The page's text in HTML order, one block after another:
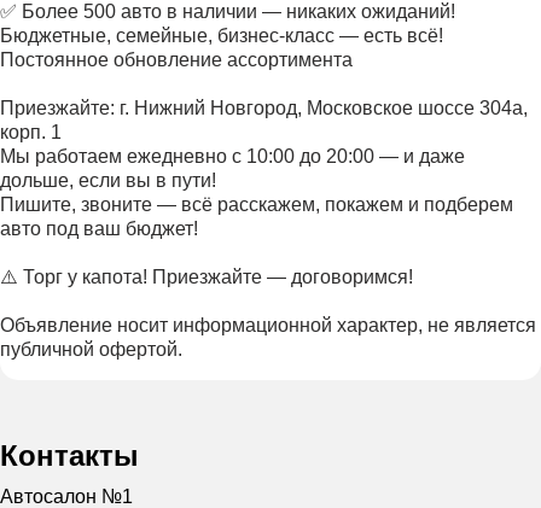
✅ Более 500 авто в наличии — никаких ожиданий!
Бюджетные, семейные, бизнес-класс — есть всё!
Постоянное обновление ассортимента
Приезжайте: г. Нижний Новгород, Московское шоссе 304а,
корп. 1
Мы работаем ежедневно с 10:00 до 20:00 — и даже
дольше, если вы в пути!
Пишите, звоните — всё расскажем, покажем и подберем
авто под ваш бюджет!
⚠️ Торг у капота! Приезжайте — договоримся!
Объявление носит информационной характер, не является
публичной офертой.
Контакты
Автосалон №1